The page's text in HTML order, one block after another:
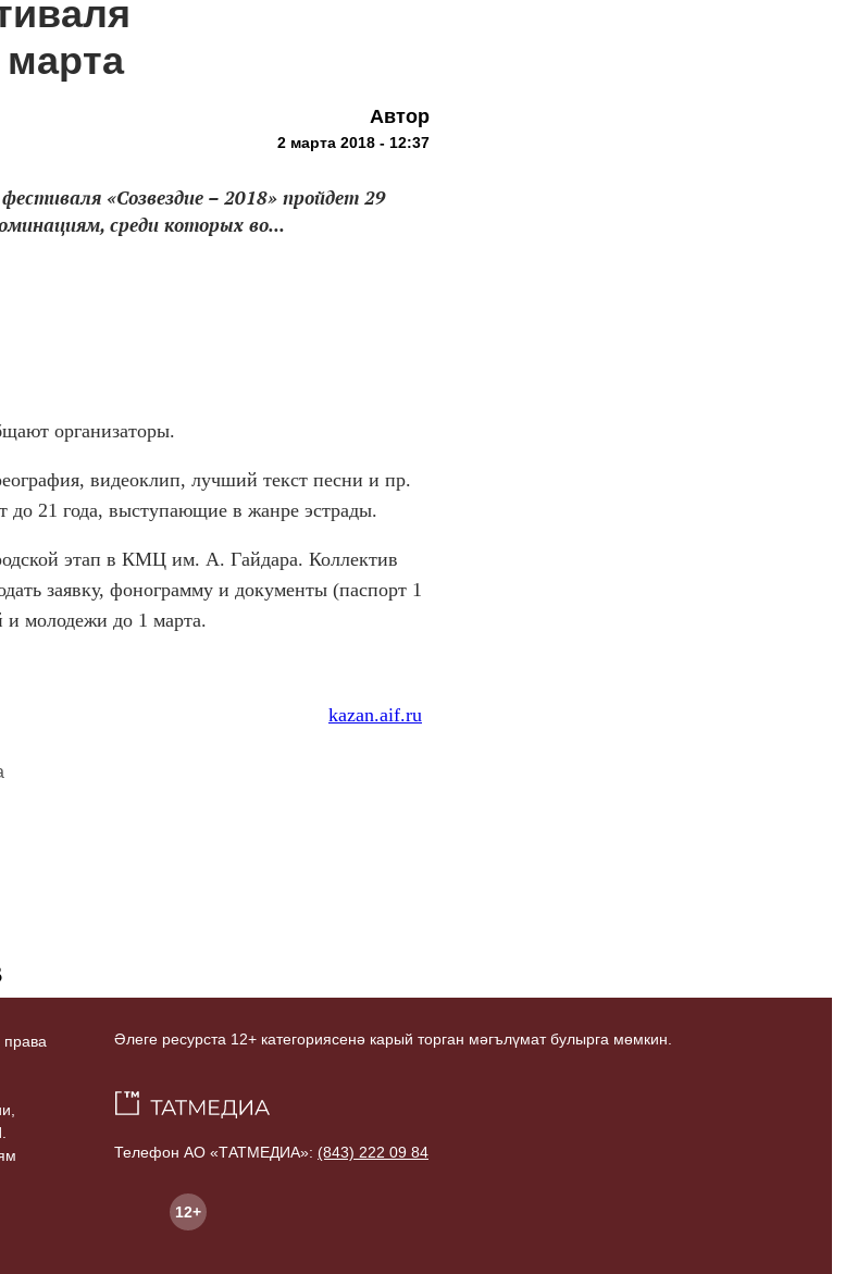
марта
Автор
2 марта 2018 - 12:37
«Созвездие – 2018» пройдет 29
среди которых во...
организаторы.
видеоклип, лучший текст песни и пр.
до 21 года, выступающие в жанре эстрады.
этап в КМЦ им. А. Гайдара. Коллектив
заявку, фонограмму и документы (паспорт 1
молодежи до 1 марта.
kazan.aif.ru
Әлеге ресурста 12+ категориясенә карый торган мәгълүмат булырга мөмкин.
Телефон АО «ТАТМЕДИА»: (843) 222 09 84
12+